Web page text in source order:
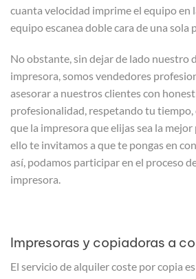
cuanta velocidad imprime el equipo en
equipo escanea doble cara de una sola
No obstante, sin dejar de lado nuestro
impresora, somos vendedores
asesorar a nuestros clientes con
profesionalidad, respetando tu tiempo,
que la impresora que elijas sea la
ello te invitamos a que te pongas en
así, podamos participar en el proceso
impresora.
Impresoras y copiadoras a
El servicio de alquiler coste por copia